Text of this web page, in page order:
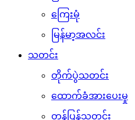
ကြေးမုံ
မြန်မာ့အလင်း
သတင်း
တိုက်ပွဲသတင်း
ထောက်ခံအားပေးမှု
တန်ပြန်သတင်း